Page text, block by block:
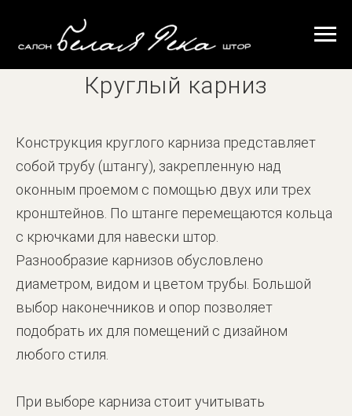
Круглый карниз
Конструкция круглого карниза представляет
собой трубу (штангу), закрепленную над
оконным проемом с помощью двух или трех
кронштейнов. По штанге перемещаются кольца
с крючками для навески штор.
Разнообразие карнизов обусловлено
диаметром, видом и цветом трубы. Большой
выбор наконечников и опор позволяет
подобрать их для помещений с дизайном
любого стиля.
При выборе карниза стоит учитывать